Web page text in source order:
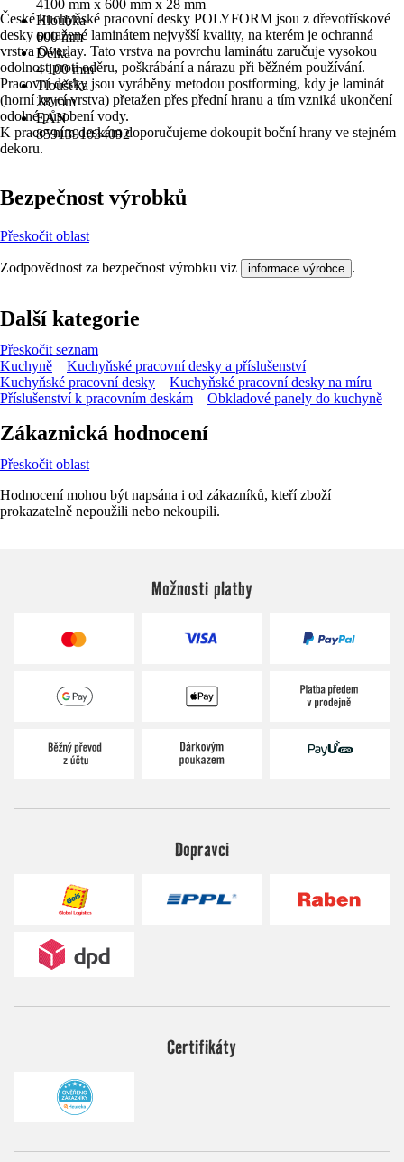
4100 mm x 600 mm x 28 mm
Hloubka
600 mm
Délka
4 100 mm
Tloušťka
28 mm
EAN
8591391034092
České kuchyňské pracovní desky POLYFORM jsou z dřevotřískové
desky potažené laminátem nejvyšší kvality, na kterém je ochranná
vrstva Overlay. Tato vrstva na povrchu laminátu zaručuje vysokou
odolnost proti oděru, poškrábání a nárazu při běžném používání.
Pracovní desky jsou vyráběny metodou postforming, kdy je laminát
(horní krycí vrstva) přetažen přes přední hranu a tím vzniká ukončení
odolné působení vody.
K pracovním deskám doporučujeme dokoupit boční hrany ve stejném
dekoru.
Bezpečnost výrobků
Přeskočit oblast
Zodpovědnost za bezpečnost výrobku viz informace výrobce .
Další kategorie
Přeskočit seznam
Kuchyně
Kuchyňské pracovní desky a příslušenství
Kuchyňské pracovní desky
Kuchyňské pracovní desky na míru
Příslušenství k pracovním deskám
Obkladové panely do kuchyně
Zákaznická hodnocení
Přeskočit oblast
Hodnocení mohou být napsána i od zákazníků, kteří zboží
prokazatelně nepoužili nebo nekoupili.
Možnosti platby
Dopravci
Certifikáty